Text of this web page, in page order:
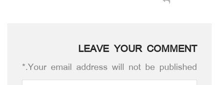
LEAVE YOUR COMMENT
Your email address will not be published.*